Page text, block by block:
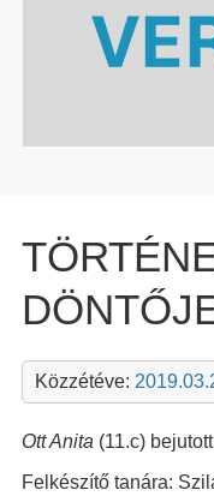
Közzétéve:
Ott Anita (11.c)
Felkészítő tanára: